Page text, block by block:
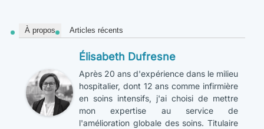
À propos Articles récents
Élisabeth Dufresne
Après 20 ans d'expérience dans le milieu
hospitalier, dont 12 ans comme infirmière
en soins intensifs, j'ai choisi de mettre
mon expertise au service de
l'amélioration globale des soins. Titulaire